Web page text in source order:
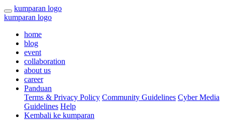
kumparan logo
kumparan logo
home
blog
event
collaboration
about us
career
Panduan
Terms & Privacy Policy Community Guidelines Cyber Media
Guidelines Help
Kembali ke kumparan